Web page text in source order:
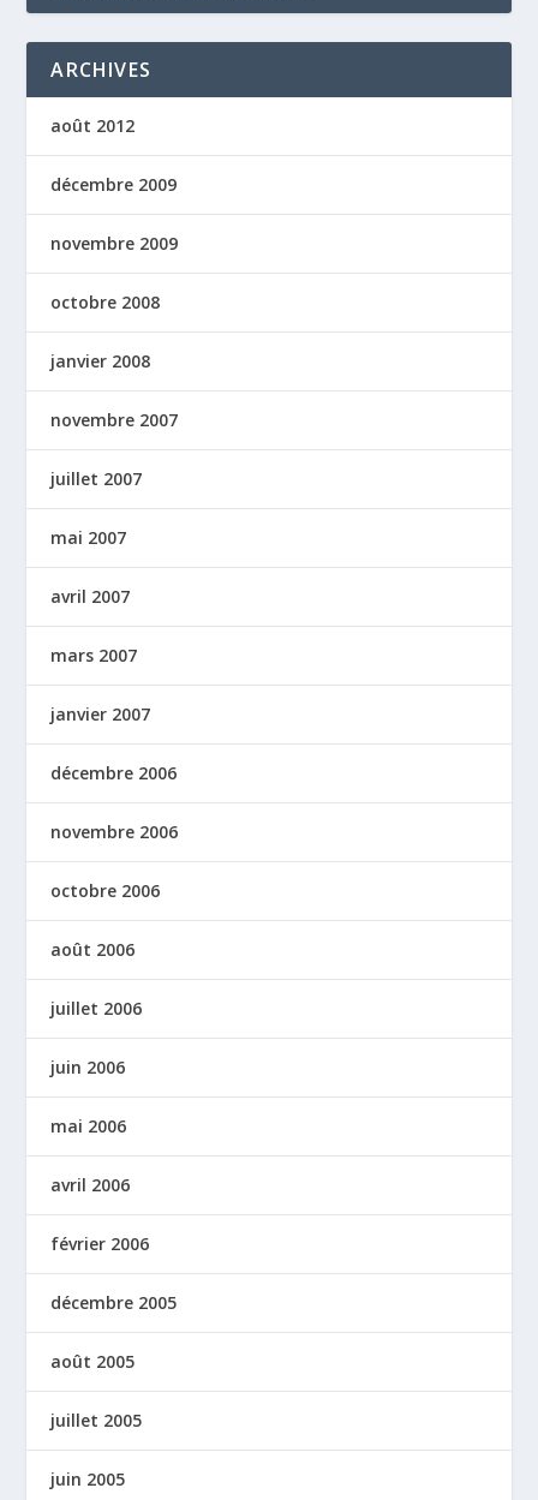
ARCHIVES
août 2012
décembre 2009
novembre 2009
octobre 2008
janvier 2008
novembre 2007
juillet 2007
mai 2007
avril 2007
mars 2007
janvier 2007
décembre 2006
novembre 2006
octobre 2006
août 2006
juillet 2006
juin 2006
mai 2006
avril 2006
février 2006
décembre 2005
août 2005
juillet 2005
juin 2005